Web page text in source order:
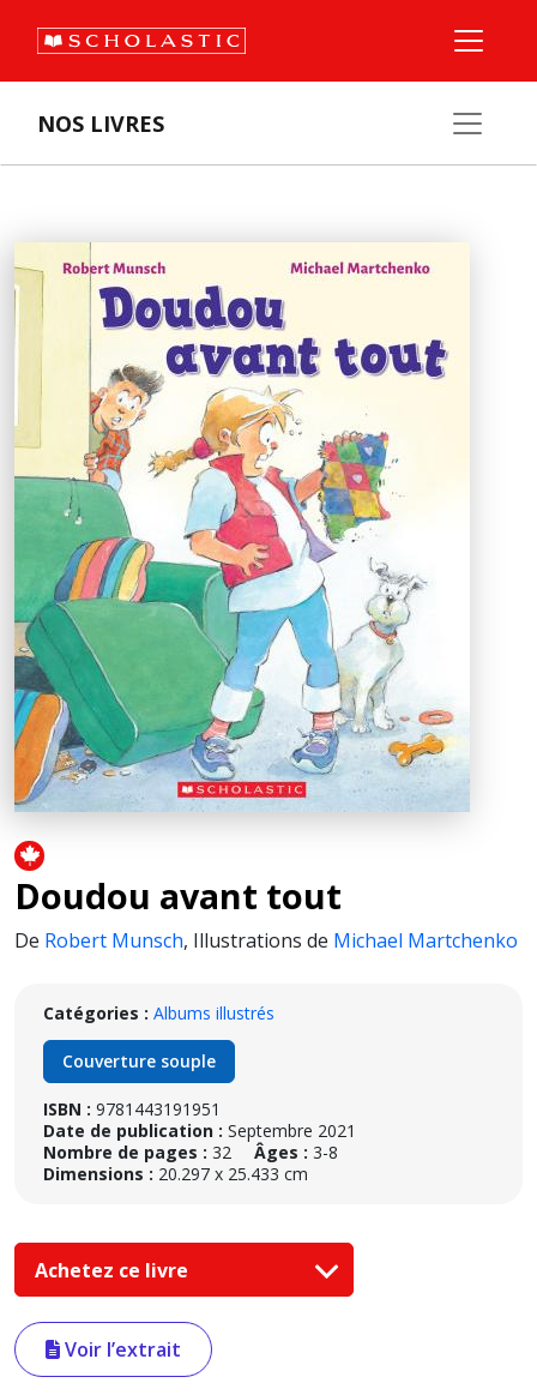
NOS LIVRES
Doudou avant tout
De Robert Munsch, Illustrations de Michael Martchenko
Catégories : Albums illustrés
Couverture souple
ISBN : 9781443191951
Date de publication : Septembre 2021
Nombre de pages : 32 Âges : 3-8
Dimensions : 20.297 x 25.433 cm
Achetez ce livre
Voir l’extrait